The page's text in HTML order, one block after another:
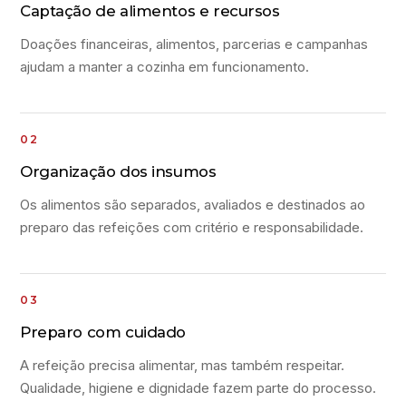
Captação de alimentos e recursos
Doações financeiras, alimentos, parcerias e campanhas
ajudam a manter a cozinha em funcionamento.
Organização dos insumos
Os alimentos são separados, avaliados e destinados ao
preparo das refeições com critério e responsabilidade.
Preparo com cuidado
A refeição precisa alimentar, mas também respeitar.
Qualidade, higiene e dignidade fazem parte do processo.